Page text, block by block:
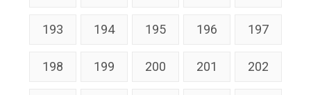
193 194 195 196 197
198 199 200 201 202